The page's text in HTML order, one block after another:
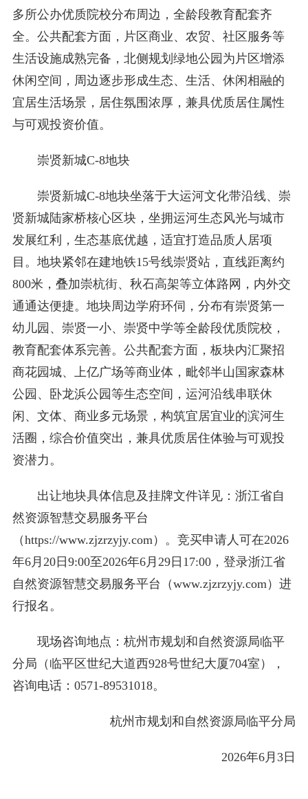
多所公办优质院校分布周边，全龄段教育配套齐
全。公共配套方面，片区商业、农贸、社区服务等
生活设施成熟完备，北侧规划绿地公园为片区增添
休闲空间，周边逐步形成生态、生活、休闲相融的
宜居生活场景，居住氛围浓厚，兼具优质居住属性
与可观投资价值。
崇贤新城C-8地块
崇贤新城C-8地块坐落于大运河文化带沿线、崇
贤新城陆家桥核心区块，坐拥运河生态风光与城市
发展红利，生态基底优越，适宜打造品质人居项
目。地块紧邻在建地铁15号线崇贤站，直线距离约
800米，叠加崇杭街、秋石高架等立体路网，内外交
通通达便捷。地块周边学府环伺，分布有崇贤第一
幼儿园、崇贤一小、崇贤中学等全龄段优质院校，
教育配套体系完善。公共配套方面，板块内汇聚招
商花园城、上亿广场等商业体，毗邻半山国家森林
公园、卧龙浜公园等生态空间，运河沿线串联休
闲、文体、商业多元场景，构筑宜居宜业的滨河生
活圈，综合价值突出，兼具优质居住体验与可观投
资潜力。
出让地块具体信息及挂牌文件详见：浙江省自
然资源智慧交易服务平台
（https://www.zjzrzyjy.com）。竞买申请人可在2026
年6月20日9:00至2026年6月29日17:00，登录浙江省
自然资源智慧交易服务平台（www.zjzrzyjy.com）进
行报名。
现场咨询地点：杭州市规划和自然资源局临平
分局（临平区世纪大道西928号世纪大厦704室），
咨询电话：0571-89531018。
杭州市规划和自然资源局临平分局
2026年6月3日